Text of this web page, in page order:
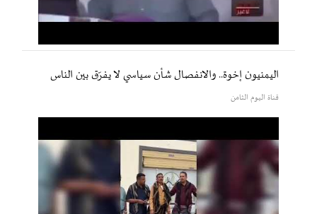
اليمنيون إخوة.. والانفصال شأن سياسي لا يفرّق بين الناس
قناة اليوم الثامن